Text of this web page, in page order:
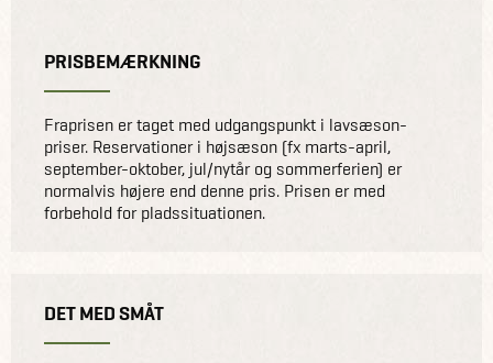
PRISBEMÆRKNING
Fraprisen er taget med udgangspunkt i lavsæson-
priser. Reservationer i højsæson (fx marts-april,
september-oktober, jul/nytår og sommerferien) er
normalvis højere end denne pris. Prisen er med
forbehold for pladssituationen.
DET MED SMÅT